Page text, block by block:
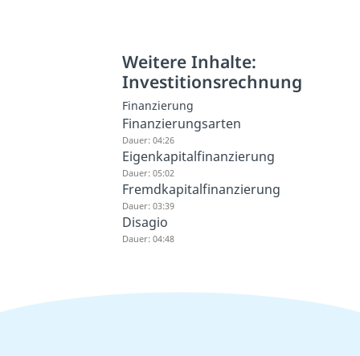
Weitere Inhalte:
Investitionsrechnung
Finanzierung
Finanzierungsarten
Dauer: 04:26
Eigenkapitalfinanzierung
Dauer: 05:02
Fremdkapitalfinanzierung
Dauer: 03:39
Disagio
Dauer: 04:48